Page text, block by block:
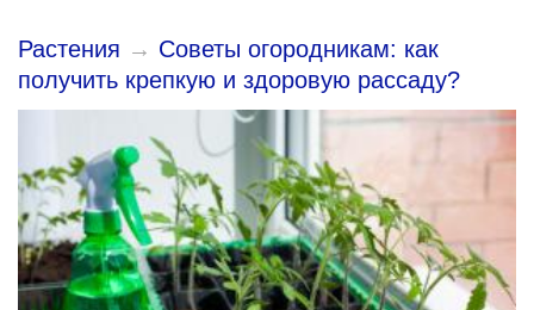
Растения → Советы огородникам: как
получить крепкую и здоровую рассаду?